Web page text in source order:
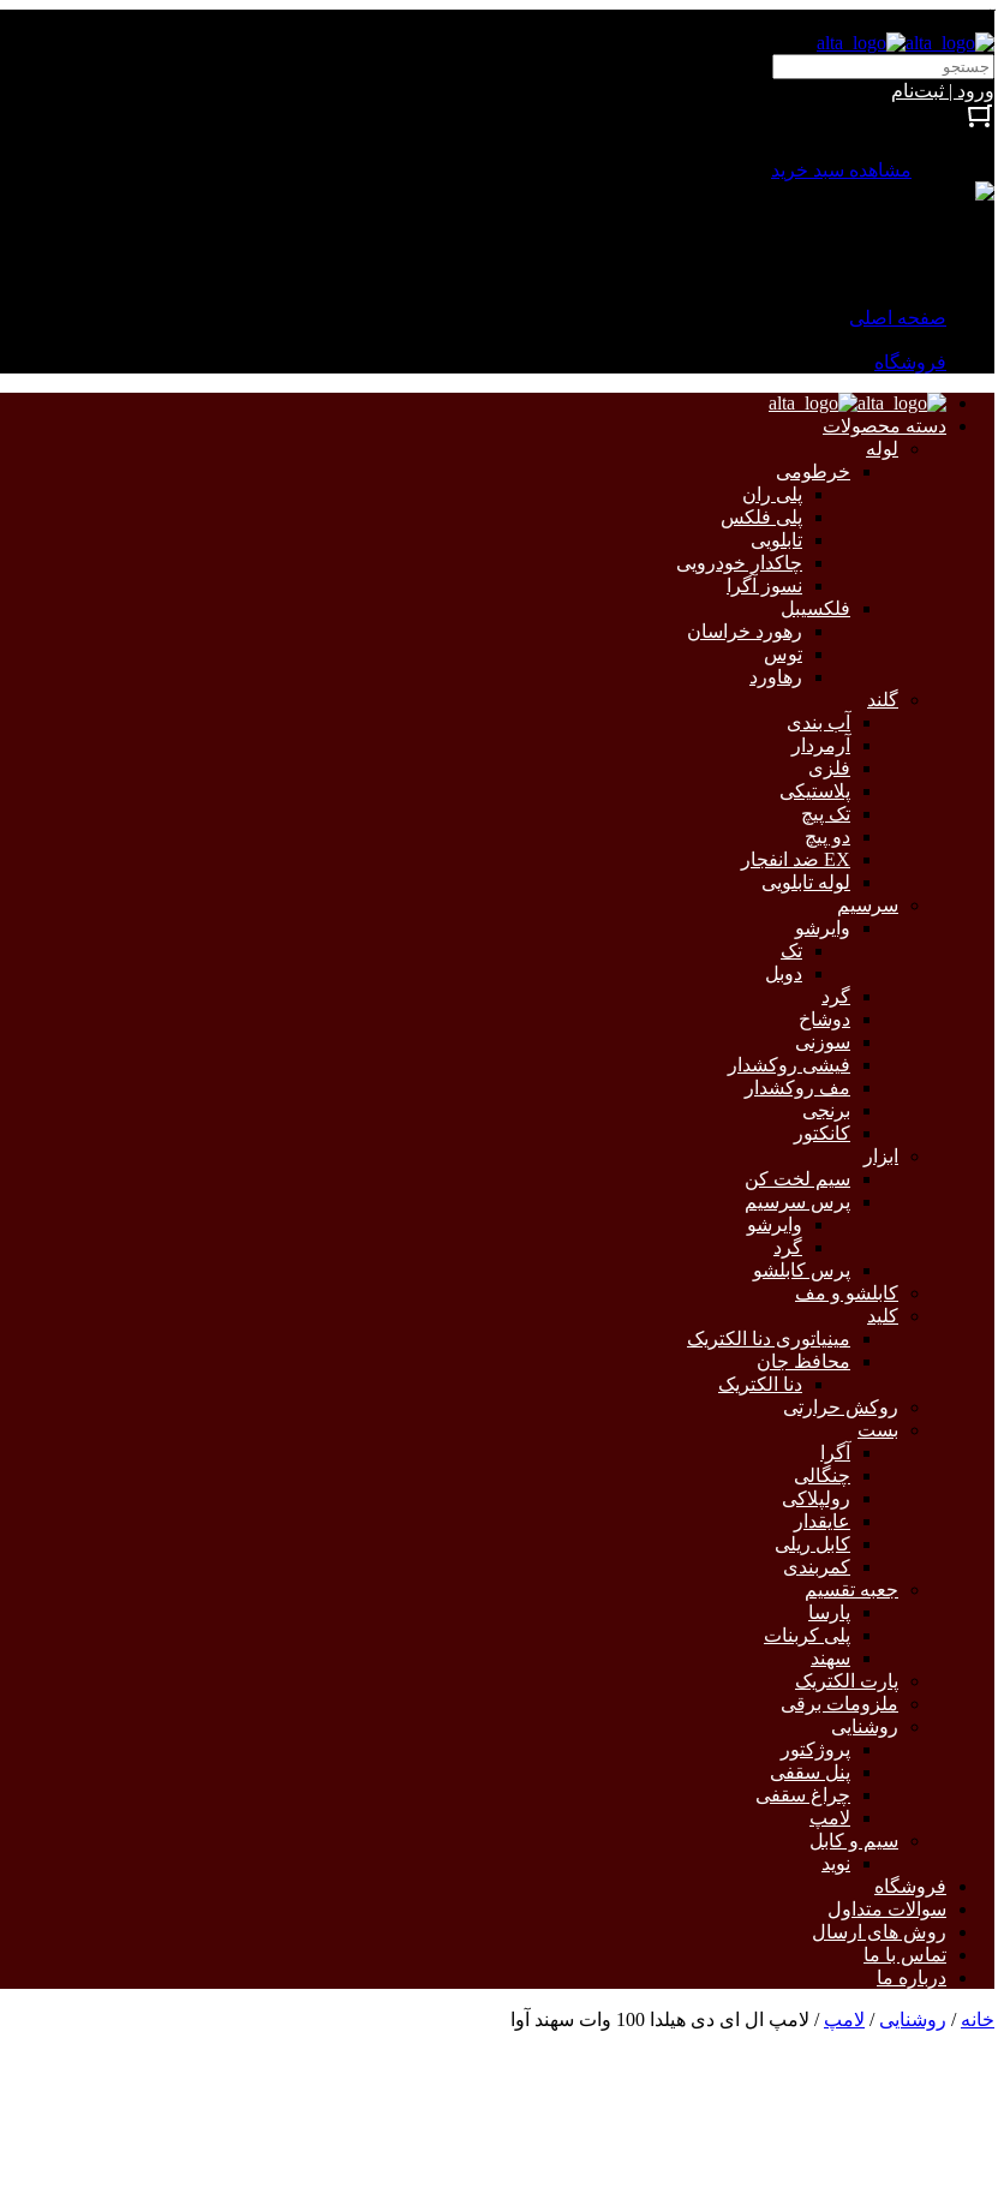
ورود | ثبت‌نام
مشاهده سبد خرید
صفحه اصلی
فروشگاه
دسته محصولات
لوله
خرطومی
پلی ران
پلی فلکس
تابلویی
چاکدار خودرویی
نسوز آگرا
فلکسیبل
رهورد خراسان
توس
رهاورد
گلند
آب بندی
آرمردار
فلزی
پلاستیکی
تک پیچ
دو پیچ
EX ضد انفجار
لوله تابلویی
سرسیم
وایرشو
تک
دوبل
گرد
دوشاخ
سوزنی
فیشی روکشدار
مف روکشدار
برنجی
کانکتور
ابزار
سیم لخت کن
پرس سرسیم
وایرشو
گرد
پرس کابلشو
کابلشو و مف
کلید
مینیاتوری دنا الکتریک
محافظ جان
دنا الکتریک
روکش حرارتی
بست
آگرا
چنگالی
رولپلاکی
عایقدار
کابل ریلی
کمربندی
جعبه تقسیم
پارسا
پلی کربنات
سهند
پارت الکتریک
ملزومات برقی
روشنایی
پروژکتور
پنل سقفی
چراغ سقفی
لامپ
سیم و کابل
نوید
فروشگاه
سوالات متداول
روش های ارسال
تماس با ما
درباره ما
خانه / روشنایی / لامپ / لامپ ال ای دی هیلدا 100 وات سهند آوا